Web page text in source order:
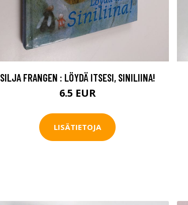
SILJA FRANGEN : LÖYDÄ ITSESI, SINILIINA!
6.5 EUR
LISÄTIETOJA